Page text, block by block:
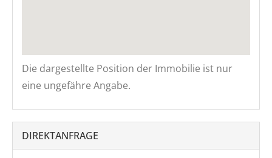
Die dargestellte Position der Immobilie ist nur
eine ungefähre Angabe.
DIREKTANFRAGE